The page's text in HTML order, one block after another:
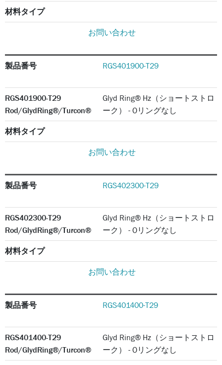
材料タイプ
お問い合わせ
製品番号 RGS401900-T29
RGS401900-T29
Rod/GlydRing®/Turcon®
Glyd Ring® Hz（ショートストロ
ーク） - Oリングなし
材料タイプ
お問い合わせ
製品番号 RGS402300-T29
RGS402300-T29
Rod/GlydRing®/Turcon®
Glyd Ring® Hz（ショートストロ
ーク） - Oリングなし
材料タイプ
お問い合わせ
製品番号 RGS401400-T29
RGS401400-T29
Rod/GlydRing®/Turcon®
Glyd Ring® Hz（ショートストロ
ーク） - Oリングなし